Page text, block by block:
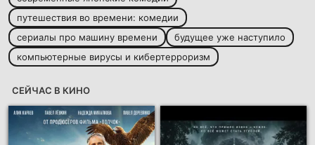
путешествия во времени: комедии
сериалы про машину времени
будущее уже наступило
компьютерные вирусы и кибертерроризм
СЕЙЧАС В КИНО